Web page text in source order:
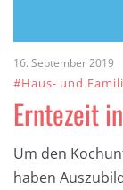
16. September 2019
#Haus- und
Erntezeit
Um den
haben